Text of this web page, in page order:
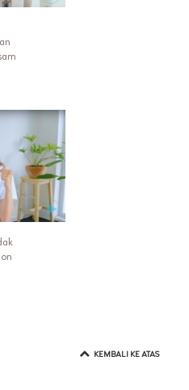
KEMBALI KE ATAS